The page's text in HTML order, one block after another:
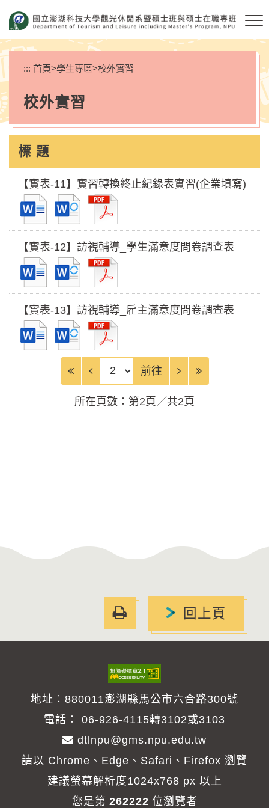
要
內
容
區
塊
::: 首頁>學生專區>校外實習
校外實習
標 題
【實表-11】實習轉換終止紀錄表實習(企業填寫)
【實表-12】訪視輔導_學生滿意度問卷調查表
【實表-13】訪視輔導_雇主滿意度問卷調查表
前往頁 前往
所在頁數：第2頁／共2頁
善
列
回上頁
地址︰880011澎湖縣馬公市六合路300號
電話︰ 06-926-4115轉3102或3103
dtlnpu@gms.npu.edu.tw
請以 Chrome、Edge、Safari、Firefox 瀏覽
建議螢幕解析度1024x768 px 以上
您是第 262222 位瀏覽者